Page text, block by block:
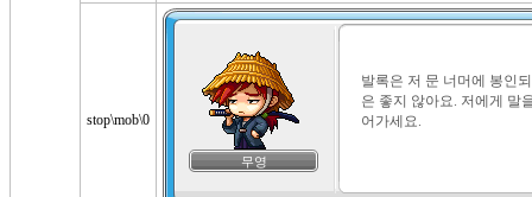
stop\mob\0
무영
발록은 저 문 너머에 봉인
은 좋지 않아요. 저에게 말
어가세요.